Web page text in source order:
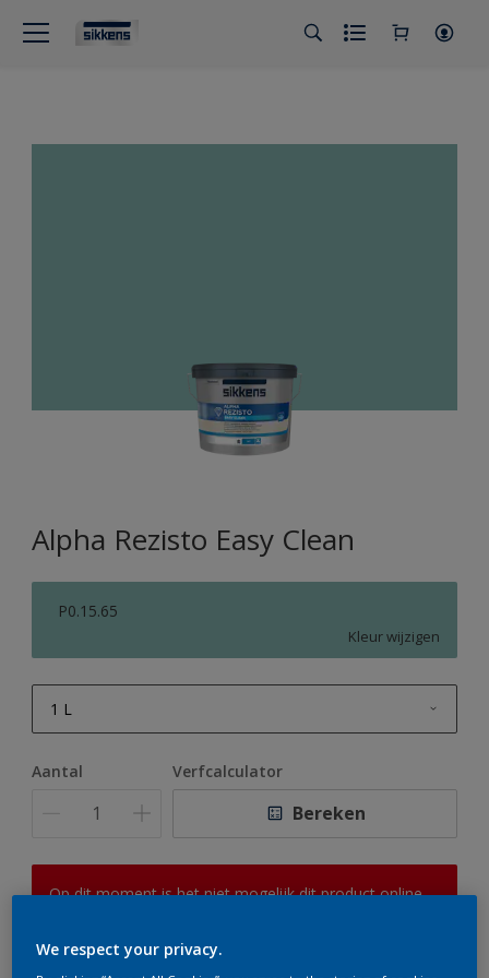
Alpha Rezisto Easy Clean
P0.15.65
Kleur wijzigen
1 L
10 L
Aantal Verfcalculator
Bereken
Op dit moment is het niet mogelijk dit product online
er hard aan om de voorraad aan te vullen.
We respect your privacy.